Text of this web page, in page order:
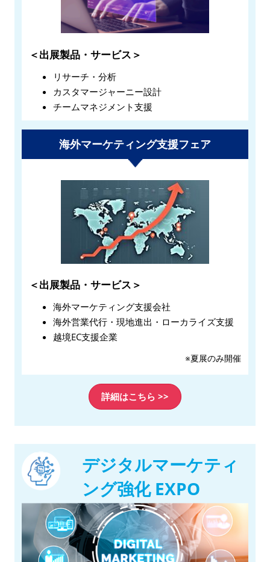
＜出展製品・サービス＞
リサーチ・分析
カスタマージャーニー設計
チームマネジメント支援
海外マーケティング支援フェア
＜出展製品・サービス＞
海外マーケティング支援会社
海外営業代行・現地進出・ローカライズ支援
越境EC支援企業
※夏展のみ開催
詳細はこちら >>
デジタルマーケティ
ング強化 EXPO